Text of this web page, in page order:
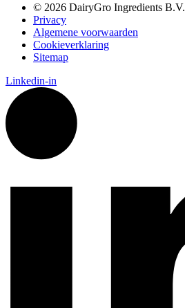
© 2026 DairyGro Ingredients B.V.
Privacy
Algemene voorwaarden
Cookieverklaring
Sitemap
Linkedin-in